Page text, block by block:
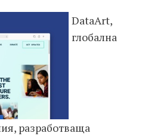
DataArt,
глобална
разработваща